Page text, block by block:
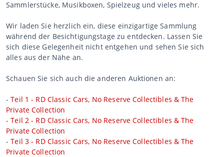
Sammlerstücke, Musikboxen, Spielzeug und vieles mehr.
Wir laden Sie herzlich ein, diese einzigartige Sammlung
während der Besichtigungstage zu entdecken. Lassen Sie
sich diese Gelegenheit nicht entgehen und sehen Sie sich
alles aus der Nähe an.
Schauen Sie sich auch die anderen Auktionen an:
-Teil 1 - RD Classic Cars, No Reserve Collectibles & The
Private Collection
-Teil 2 - RD Classic Cars, No Reserve Collectibles & The
Private Collection
-Teil 3 - RD Classic Cars, No Reserve Collectibles & The
Private Collection